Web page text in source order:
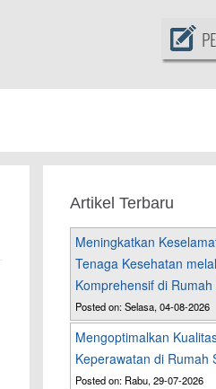
Artikel Terbaru
Meningkatkan
Tenaga Kesehatan
Komprehensif di Rumah
Posted on: Selasa, 04-08-2026
Mengoptimalkan
Keperawatan di Rumah
Posted on: Rabu, 29-07-2026